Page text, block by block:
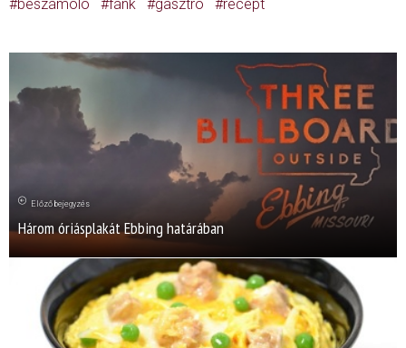
beszámoló fánk gasztró recept
Előző bejegyzés
Három óriásplakát Ebbing határában